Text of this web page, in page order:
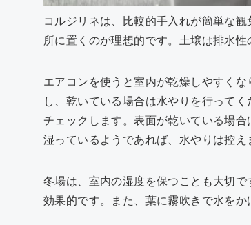
コルジリネは、比較的手入れが簡単な
所に置くのが理想的です。土壌は排水
エアコンを使うと室内が乾燥しやすく
し、乾いている場合は水やりを行って
チェックします。表面が乾いている場
湿っているようであれば、水やりは控
冬場は、室内の湿度を保つことも大切
効果的です。また、葉に霧吹きで水をか